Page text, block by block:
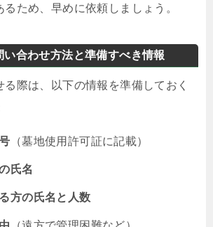
ため、早めに依頼しましょう。
い合わせ方法と準備すべき情報
る際は、以下の情報を準備しておく
（墓地使用許可証に記載）
氏名
方の氏名と人数